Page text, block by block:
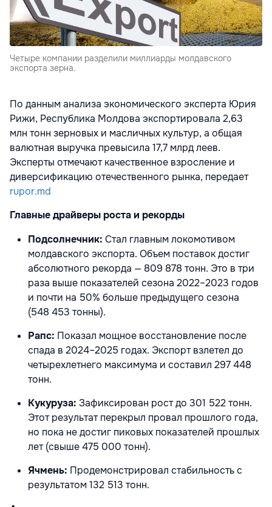
Четыре компании разделили миллиарды молдавского
экспорта зерна.
По данным анализа экономического эксперта Юрия
Рижи, Республика Молдова экспортировала 2,63
млн тонн зерновых и масличных культур, а общая
валютная выручка превысила 17,7 млрд леев.
Эксперты отмечают качественное взросление и
диверсификацию отечественного рынка, передает
rupor.md
Главные драйверы роста и рекорды
Подсолнечник: Стал главным локомотивом
молдавского экспорта. Объем поставок достиг
абсолютного рекорда — 809 878 тонн. Это в три
раза выше показателей сезона 2022–2023 годов
и почти на 50% больше предыдущего сезона
(548 453 тонны).
Рапс: Показал мощное восстановление после
спада в 2024–2025 годах. Экспорт взлетел до
четырехлетнего максимума и составил 297 448
тонн.
Кукуруза: Зафиксирован рост до 301 522 тонн.
Этот результат перекрыл провал прошлого года,
но пока не достиг пиковых показателей прошлых
лет (свыше 475 000 тонн).
Ячмень: Продемонстрировал стабильность с
результатом 132 513 тонн.